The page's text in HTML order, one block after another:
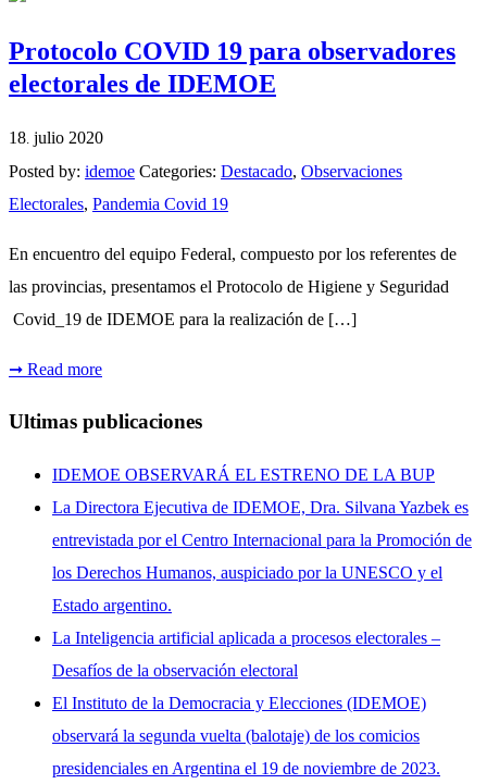
Protocolo COVID 19 para observadores
electorales de IDEMOE
18 julio 2020
Posted by: idemoe Categories: Destacado, Observaciones
Electorales, Pandemia Covid 19
En encuentro del equipo Federal, compuesto por los referentes de
las provincias, presentamos el Protocolo de Higiene y Seguridad
Covid_19 de IDEMOE para la realización de […]
➞ Read more
Ultimas publicaciones
IDEMOE OBSERVARÁ EL ESTRENO DE LA BUP
La Directora Ejecutiva de IDEMOE, Dra. Silvana Yazbek es
entrevistada por el Centro Internacional para la Promoción de
los Derechos Humanos, auspiciado por la UNESCO y el
Estado argentino.
La Inteligencia artificial aplicada a procesos electorales –
Desafíos de la observación electoral
El Instituto de la Democracia y Elecciones (IDEMOE)
observará la segunda vuelta (balotaje) de los comicios
presidenciales en Argentina el 19 de noviembre de 2023.